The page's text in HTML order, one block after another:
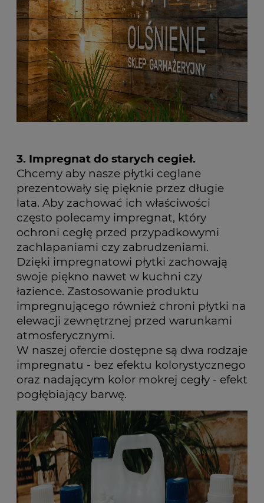
3. Impregnat do starych cegieł.
Chcemy aby nasze płytki ceglane
prezentowały się pięknie przez długie
lata. Aby zachować ich właściwości
często polecamy impregnat, który
ochroni cegłę przed przypadkowymi
zachlapaniami czy zabrudzeniami.
Dzięki impregnatowi płytki zachowają
swoje piękno nawet w kuchni czy
łazience. Zastosowanie produktu
impregnującego również chroni płytki na
elewacji zewnętrznej przed warunkami
atmosferycznymi.
W naszej ofercie dostępne są dwa rodzaje
impregnatu - bez efektu kolorystycznego
oraz nadającym kolor mokrej cegły - efekt
pogłębiający barwę.